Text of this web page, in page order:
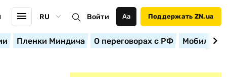
RU Войти Аа Поддержать ZN.ua
Пленки Миндича О переговорах с РФ